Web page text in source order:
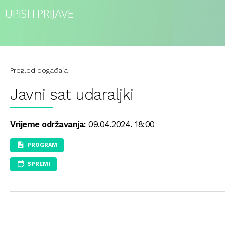
UPISI I PRIJAVE
Pregled događaja
Javni sat udaraljki
Vrijeme održavanja:09.04.2024. 18:00
PROGRAM
SPREMI